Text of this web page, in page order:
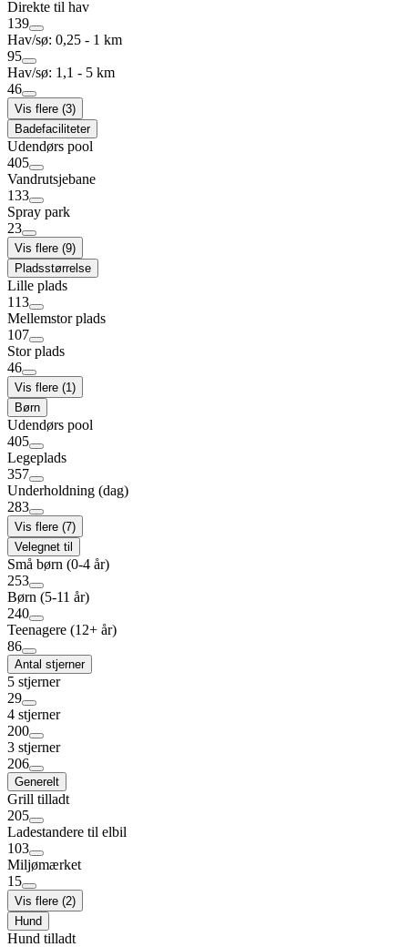
Direkte til hav
139
Hav/sø: 0,25 - 1 km
95
Hav/sø: 1,1 - 5 km
46
Vis flere (3)
Badefaciliteter
Udendørs pool
405
Vandrutsjebane
133
Spray park
23
Vis flere (9)
Pladsstørrelse
Lille plads
113
Mellemstor plads
107
Stor plads
46
Vis flere (1)
Børn
Udendørs pool
405
Legeplads
357
Underholdning (dag)
283
Vis flere (7)
Velegnet til
Små børn (0-4 år)
253
Børn (5-11 år)
240
Teenagere (12+ år)
86
Antal stjerner
5 stjerner
29
4 stjerner
200
3 stjerner
206
Generelt
Grill tilladt
205
Ladestandere til elbil
103
Miljømærket
15
Vis flere (2)
Hund
Hund tilladt